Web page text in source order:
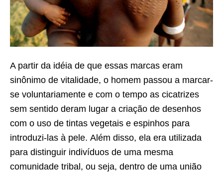
A partir da idéia de que essas marcas eram
sinônimo de vitalidade, o homem passou a marcar-
se voluntariamente e com o tempo as cicatrizes
sem sentido deram lugar a criação de desenhos
com o uso de tintas vegetais e espinhos para
introduzi-las à pele. Além disso, ela era utilizada
para distinguir indivíduos de uma mesma
comunidade tribal, ou seja, dentro de uma união